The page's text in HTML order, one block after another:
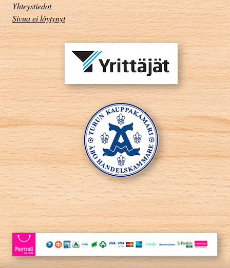
Yhteystiedot
Sivua ei löytynyt